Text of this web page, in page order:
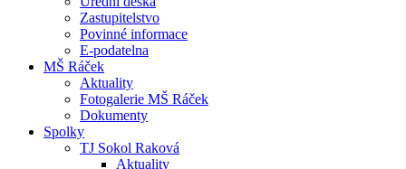
Zastupitelstvo
Povinné informace
E-podatelna
MŠ Ráček
Aktuality
Fotogalerie MŠ Ráček
Dokumenty
Spolky
TJ Sokol Raková
Aktuality